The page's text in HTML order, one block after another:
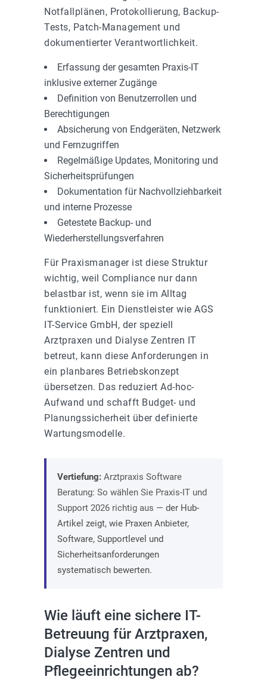
Notfallplänen, Protokollierung, Backup-
Tests, Patch-Management und
dokumentierter Verantwortlichkeit.
Erfassung der gesamten Praxis-IT
inklusive externer Zugänge
Definition von Benutzerrollen und
Berechtigungen
Absicherung von Endgeräten, Netzwerk
und Fernzugriffen
Regelmäßige Updates, Monitoring und
Sicherheitsprüfungen
Dokumentation für Nachvollziehbarkeit
und interne Prozesse
Getestete Backup- und
Wiederherstellungsverfahren
Für Praxismanager ist diese Struktur
wichtig, weil Compliance nur dann
belastbar ist, wenn sie im Alltag
funktioniert. Ein Dienstleister wie AGS
IT-Service GmbH, der speziell
Arztpraxen und Dialyse Zentren IT
betreut, kann diese Anforderungen in
ein planbares Betriebskonzept
übersetzen. Das reduziert Ad-hoc-
Aufwand und schafft Budget- und
Planungssicherheit über definierte
Wartungsmodelle.
Vertiefung: Arztpraxis Software
Beratung: So wählen Sie Praxis-IT und
Support 2026 richtig aus — der Hub-
Artikel zeigt, wie Praxen Anbieter,
Software, Supportlevel und
Sicherheitsanforderungen
systematisch bewerten.
Wie läuft eine sichere IT-
Betreuung für Arztpraxen,
Dialyse Zentren und
Pflegeeinrichtungen ab?